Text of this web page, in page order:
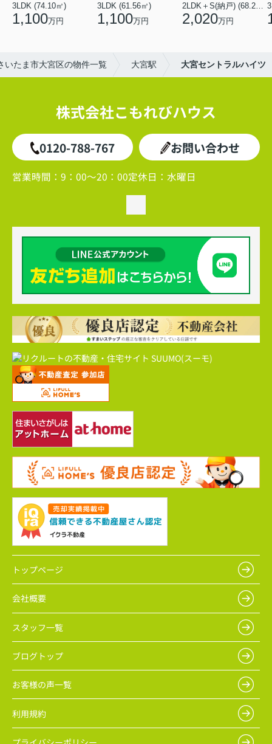
3LDK (74.10㎡)
1,100万円
3LDK (61.56㎡)
1,100万円
2LDK＋S(納戸) (68.25㎡)
2,020万円
いたま市大宮区の物件一覧 大宮駅 大宮セントラルハイツ
株式会社こもれびハウス
0120-788-767 お問い合わせ
営業時間： 9：00～20：00定休日： 水曜日
トップページ
会社概要
スタッフ一覧
ブログトップ
お客様の声一覧
利用規約